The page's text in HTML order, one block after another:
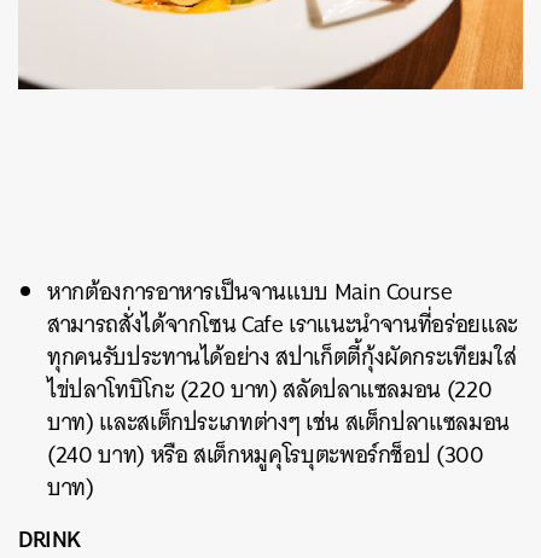
หากต้องการอาหารเป็นจานแบบ Main Course
สามารถสั่งได้จากโซน Cafe เราแนะนำจานที่อร่อยและ
ทุกคนรับประทานได้อย่าง สปาเก็ตตี้กุ้งผัดกระเทียมใส่
ไข่ปลาโทบิโกะ (220 บาท) สลัดปลาแซลมอน (220
บาท) และสเต็กประเภทต่างๆ เช่น สเต็กปลาแซลมอน
(240 บาท) หรือ สเต็กหมูคุโรบุตะพอร์กช็อป (300
บาท)
DRINK